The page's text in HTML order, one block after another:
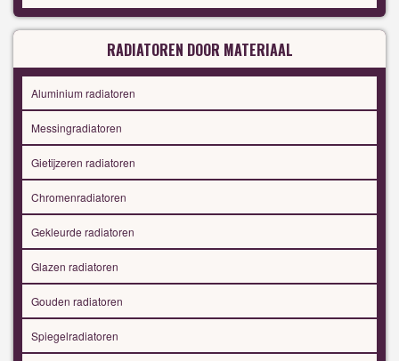
RADIATOREN DOOR MATERIAAL
Aluminium radiatoren
Messingradiatoren
Gietijzeren radiatoren
Chromenradiatoren
Gekleurde radiatoren
Glazen radiatoren
Gouden radiatoren
Spiegelradiatoren